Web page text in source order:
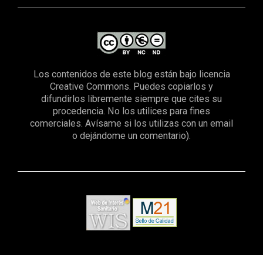
Los contenidos de este blog están bajo licencia
Creative Commons. Puedes copiarlos y
difundirlos libremente siempre que cites su
procedencia. No los utilices para fines
comerciales. Avísame si los utilizas con un email
o dejándome un comentario).